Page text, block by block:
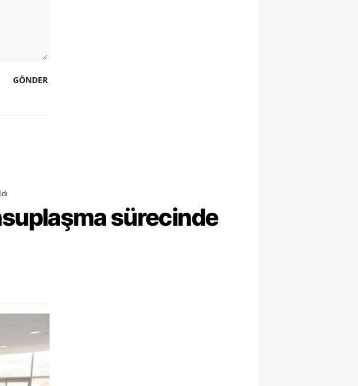
GÖNDER
sürecinde